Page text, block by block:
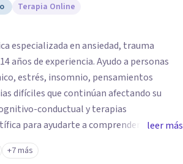
Terapia Online
especializada en ansiedad, trauma
años de experiencia. Ayudo a personas
estrés, insomnio, pensamientos
difíciles que continúan afectando su
conductual y terapias
para ayudarte a comprender el origen
y desarrollar herramientas para una
adolescentes, parejas y familias en
leer más
+7 más